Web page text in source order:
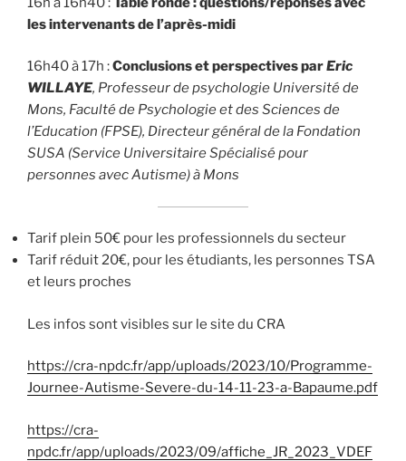
les intervenants de l’après-midi
16h40 à 17h :Conclusions et perspectives parEric
WILLAYE, Professeur de psychologie Université de
Mons, Faculté de Psychologie et des Sciences de
l’Education (FPSE), Directeur général de la Fondation
SUSA (Service Universitaire Spécialisé pour
personnes avec Autisme) à Mons
Tarif plein 50€ pour les professionnels du secteur
Tarif réduit 20€, pour les étudiants, les personnes TSA
et leurs proches
Les infos sont visibles sur le site du CRA
https://cra-npdc.fr/app/uploads/2023/10/Programme-
Journee-Autisme-Severe-du-14-11-23-a-Bapaume.pdf
https://cra-
npdc.fr/app/uploads/2023/09/affiche_JR_2023_VDEF